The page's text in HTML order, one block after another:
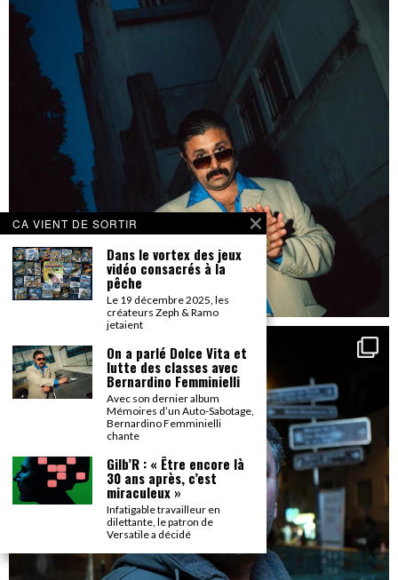
CA VIENT DE SORTIR
Dans le vortex des jeux
vidéo consacrés à la
pêche
Le 19 décembre 2025, les
créateurs Zeph & Ramo
jetaient
On a parlé Dolce Vita et
lutte des classes avec
Bernardino Femminielli
Avec son dernier album
Mémoires d’un Auto-Sabotage,
Bernardino Femminielli
chante
Gilb’R : « Être encore là
30 ans après, c’est
miraculeux »
Infatigable travailleur en
dilettante, le patron de
Versatile a décidé